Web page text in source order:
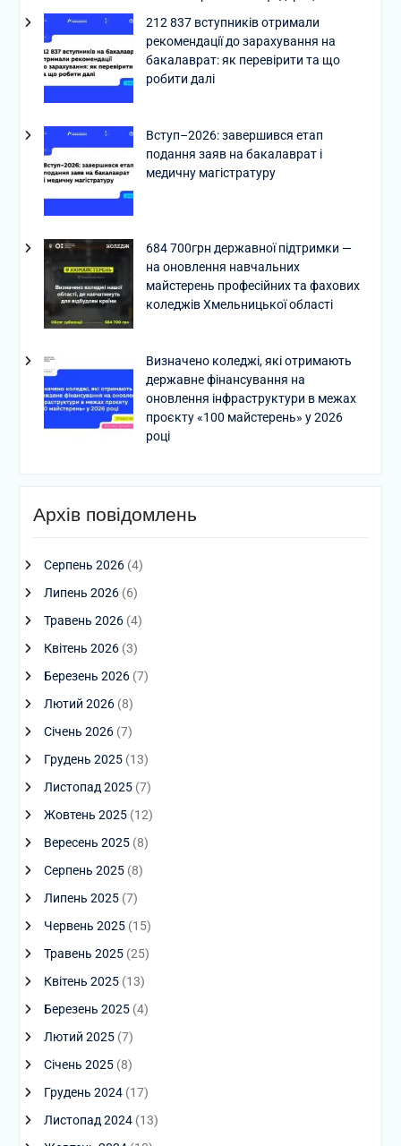
212 837 вступників отримали
рекомендації до зарахування на
бакалаврат: як перевірити та що
робити далі
Вступ–2026: завершився етап
подання заяв на бакалаврат і
медичну магістратуру
684 700грн державної підтримки —
на оновлення навчальних
майстерень професійних та фахових
коледжів Хмельницької області
Визначено коледжі, які отримають
державне фінансування на
оновлення інфраструктури в межах
проєкту «100 майстерень» у 2026
році
Архів повідомлень
Серпень 2026(4)
Липень 2026(6)
Травень 2026(4)
Квітень 2026(3)
Березень 2026(7)
Лютий 2026(8)
Січень 2026(7)
Грудень 2025(13)
Листопад 2025(7)
Жовтень 2025(12)
Вересень 2025(8)
Серпень 2025(8)
Липень 2025(7)
Червень 2025(15)
Травень 2025(25)
Квітень 2025(13)
Березень 2025(4)
Лютий 2025(7)
Січень 2025(8)
Грудень 2024(17)
Листопад 2024(13)